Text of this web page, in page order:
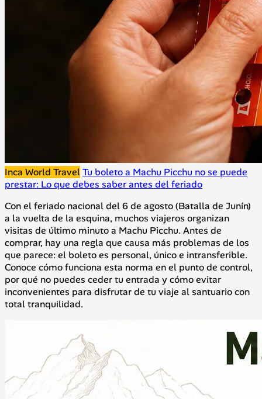
Inca World TravelTu boleto a Machu Picchu no se puede
prestar: Lo que debes saber antes del feriado
Con el feriado nacional del 6 de agosto (Batalla de Junín)
a la vuelta de la esquina, muchos viajeros organizan
visitas de último minuto a Machu Picchu. Antes de
comprar, hay una regla que causa más problemas de los
que parece: el boleto es personal, único e intransferible.
Conoce cómo funciona esta norma en el punto de control,
por qué no puedes ceder tu entrada y cómo evitar
inconvenientes para disfrutar de tu viaje al santuario con
total tranquilidad.